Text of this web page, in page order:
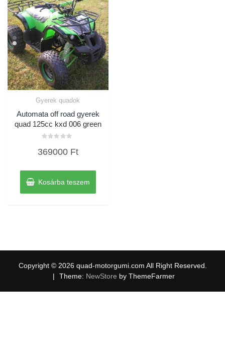
Gyerek quadok
Automata off road gyerek
quad 125cc kxd 006 green
0
369000 Ft
Kosárba teszem
Copyright © 2026 quad-motorgumi.com All Right Reserved.
|
Theme: NewStore by ThemeFarmer